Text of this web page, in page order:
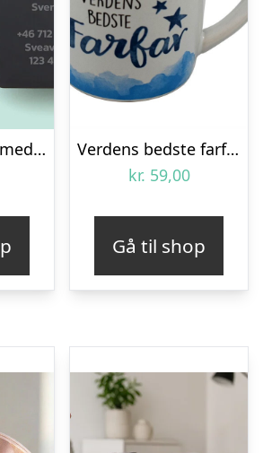
Bagagemærke med Gravering – Egen Tekst
Verdens bedste farfar krus
kr. 59,00
Gå til shop